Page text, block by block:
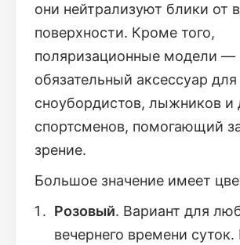
они нейтрализуют блики от
поверхности. Кроме того,
поляризационные модели —
обязательный аксессуар для
сноубордистов, лыжников и
спортсменов, помогающий
зрение.
Большое значение имеет
Розовый. Вариант для
вечернего времени